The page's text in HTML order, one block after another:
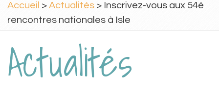
Accueil > Actualités > Inscrivez-vous aux 54è
rencontres nationales à Isle
Actualités